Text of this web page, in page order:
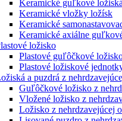
Keramické guľkové
Keramické vložky ložísk
Keramické
Keramické axiálne
ložisko
Plastové guľôčkové
Plastové ložiskové
a puzdrá z
Guľôčkové ložisko z
Vložené ložisko z
Ložisko z nehrdzavejúcej